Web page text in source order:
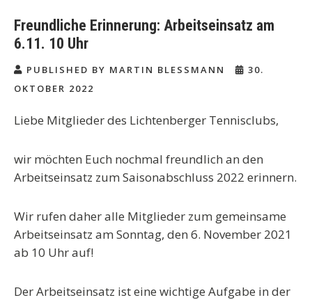
Freundliche Erinnerung: Arbeitseinsatz am
6.11. 10 Uhr
PUBLISHED BY MARTIN BLESSMANN
30.
OKTOBER 2022
Liebe Mitglieder des Lichtenberger Tennisclubs,
wir möchten Euch nochmal freundlich an den
Arbeitseinsatz zum Saisonabschluss 2022 erinnern.
Wir rufen daher alle Mitglieder zum gemeinsame
Arbeitseinsatz am Sonntag, den 6. November 2021
ab 10 Uhr auf!
Der Arbeitseinsatz ist eine wichtige Aufgabe in der